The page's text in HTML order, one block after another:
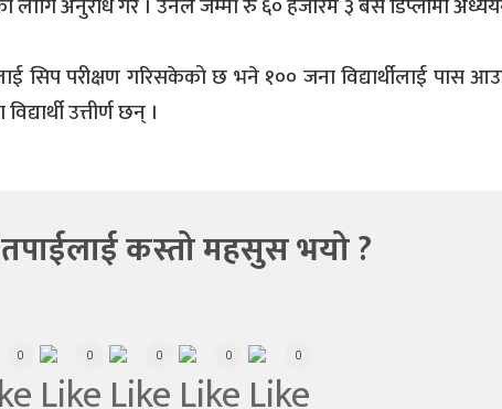
लागि अनुरोध गरे । उनले जम्मा रु ६० हजारमै ३ बर्से डिप्लोमा
सिप परीक्षण गरिसकेको छ भने १०० जना विद्यार्थीलाई पास
उत्तीर्ण छन् ।
कस्तो महसुस भयो ?
0 0 0 0 0